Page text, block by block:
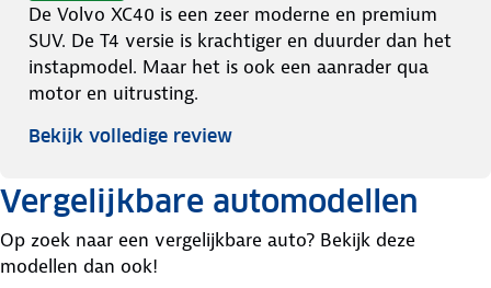
De Volvo XC40 is een zeer moderne en premium
SUV. De T4 versie is krachtiger en duurder dan het
instapmodel. Maar het is ook een aanrader qua
motor en uitrusting.
Bekijk volledige review
Vergelijkbare automodellen
Op zoek naar een vergelijkbare auto? Bekijk deze
modellen dan ook!